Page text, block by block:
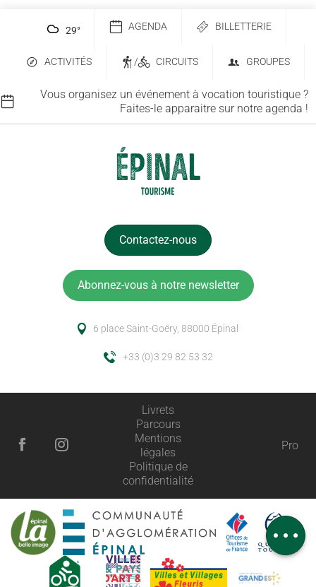
Ouvertures
Avis
29° AGENDA BILLETTERIE
ACTIVITÉS / CIRCUITS GROUPES
Vous organisez un événement à vocation touristique ?
Faites-le apparaitre sur notre agenda !
Contactez-nous
Abonnez-vous à notre newsletter
6 place Saint-Goëry, 88000 Épinal
+33 (0)3 29 82 53 32
Livrets
Parcours
Mentions
légales
Politique de
confidentialité
Pro